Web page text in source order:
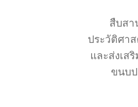
สืบสา
ประวัติศา
และส่งเส
ขนบป